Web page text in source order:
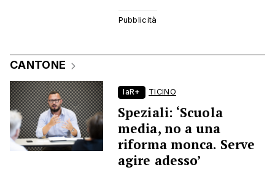
CANTONE
laR+ TICINO
Speziali: ‘Scuola
media, no a una
riforma monca. Serve
agire adesso’